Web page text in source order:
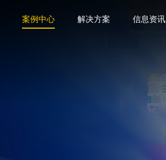
案例中心 解决方案 信息资讯